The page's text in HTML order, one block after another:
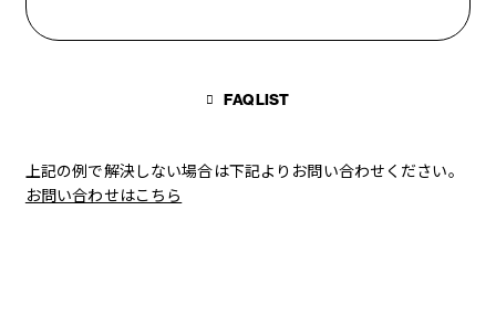
ARCHIVE
FAQ LIST
上記の例で解決しない場合は下記よりお問い合わせください。
お問い合わせはこちら